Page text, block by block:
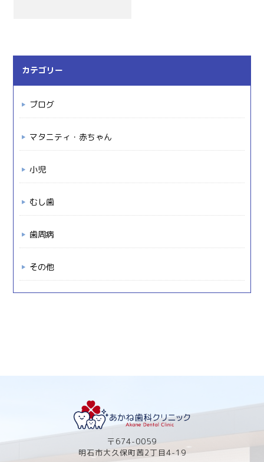
カテゴリー
ブログ
マタニティ・赤ちゃん
小児
むし歯
歯周病
その他
〒674-0059
明石市大久保町茜2丁目4-19